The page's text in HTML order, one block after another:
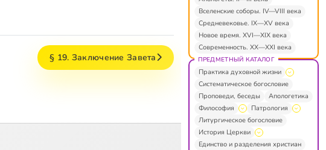
§ 19. Заключение Завета
Вселенские соборы. IV—VIII века
Средневековье. IX—XV века
Новое время. XVI—XIX века
Современность. XX—XXI века
ПРЕДМЕТНЫЙ КАТАЛОГ
Практика духовной жизни
Систематическое богословие
Проповеди, беседы
Апологетика
Философия
Патрология
Литургическое богословие
История Церкви
Единство и разделения христиан